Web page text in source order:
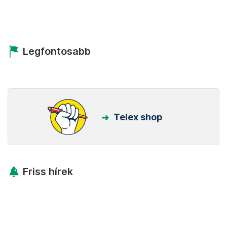
Legfontosabb
Telex shop
Friss hírek